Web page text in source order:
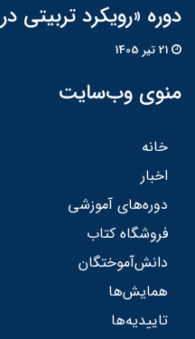
دوره «رویکرد تربیتی
منوی وب‌سایت
خانه
اخبار
دوره‌های آموزشی
فروشگاه کتاب
دانش‌آموختگان
همایش‌ها
تاییدیه‌ها